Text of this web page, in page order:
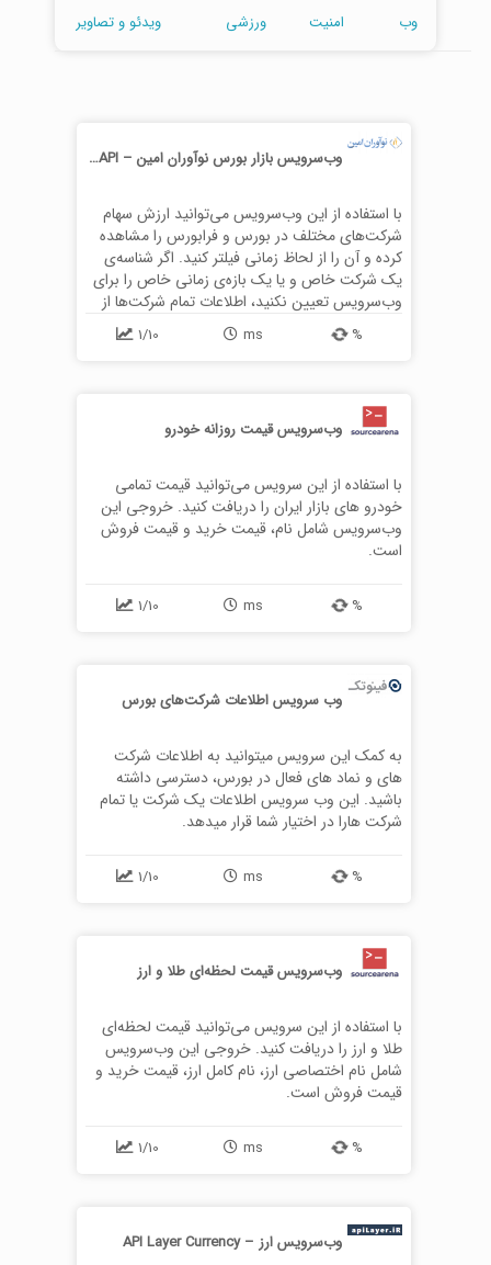
وب امنیت ورزشی ویدئو و تصاویر
وب‌سرویس بازار بورس نوآوران امین – Noavaran Amin API
با استفاده از این وب‌سرویس می‌توانید ارزش سهام
شرکت‌های مختلف در بورس و فرابورس را مشاهده
کرده و آن را از لحاظ زمانی فیلتر کنید. اگر شناسه‌ی
یک شرکت خاص و یا یک بازه‌ی زمانی خاص را برای
وب‌سرویس تعیین نکنید، اطلاعات تمام شرکت‌ها از
تمام زمان‌ها برای شما نمایش داده خواهد شد.
%
ms
1/10
وب‌سرویس قیمت روزانه خودرو
با استفاده از این سرویس می‌توانید قیمت تمامی
خودرو های بازار ایران را دریافت کنید. خروجی این
وب‌سرویس شامل نام، قیمت خرید و قیمت فروش
است.
%
ms
1/10
وب سرویس اطلاعات شرکت‌های بورس
به کمک این سرویس میتوانید به اطلاعات شرکت
های و نماد های فعال در بورس، دسترسی داشته
باشید. این وب سرویس اطلاعات یک شرکت یا تمام
شرکت هارا در اختیار شما قرار میدهد.
%
ms
1/10
وب‌سرویس قیمت لحظه‌ای طلا و ارز
با استفاده از این سرویس می‌توانید قیمت لحظه‌ای
طلا و ارز را دریافت کنید. خروجی این وب‌سرویس
شامل نام اختصاصی ارز، نام کامل ارز، قیمت خرید و
قیمت فروش است.
%
ms
1/10
وب‌سرویس ارز – API Layer Currency